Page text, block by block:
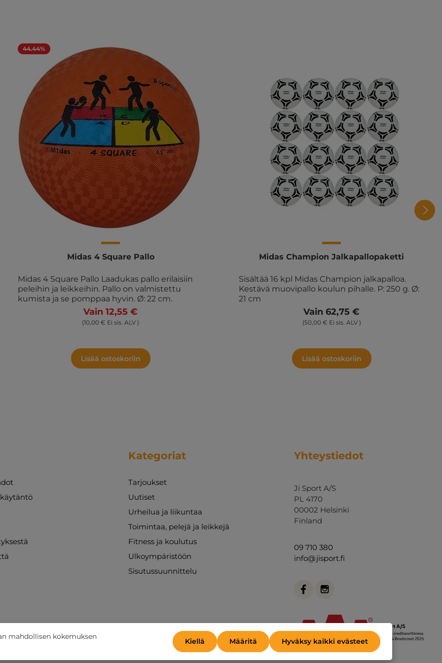
44.44%
Midas 4 Square Pallo
Midas 4 Square Pallo Laadukas pallo erilaisiin
peleihin ja leikkeihin. Pallo on valmistettu
kumista ja se pomppaa hyvin. Ø: 22 cm.
Vain 12,55 €
(10,00 € Ei sis. ALV )
Lisää ostoskoriin
Midas Champion Jalkapallopaketti
Sisältää 16 kpl Midas Champion jalkapalloa.
Kestävä muovipallo koulun pihalle. P: 250 g. Ø:
21 cm
Vain 62,75 €
(50,00 € Ei sis. ALV )
Lisää ostoskoriin
Kategoriat
Tarjoukset
Uutiset
Urheilua ja liikuntaa
Toimintaa, pelejä ja leikkejä
Fitness ja koulutus
Ulkoympäristöön
Sisutussuunnittelu
Yhteystiedot
Ji Sport A/S
PL 4170
00002 Helsinki
Finland
09 710 380
info@jisport.fi
mahdollisen kokemuksen
Kiellä Määritä Hyväksy kaikki evästeet